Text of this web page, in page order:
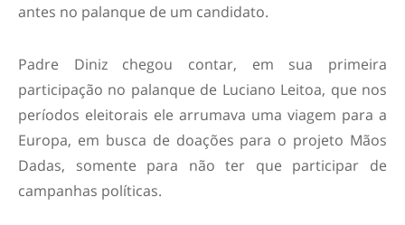
antes no palanque de um candidato.
Padre Diniz chegou contar, em sua primeira
participação no palanque de Luciano Leitoa, que nos
períodos eleitorais ele arrumava uma viagem para a
Europa, em busca de doações para o projeto Mãos
Dadas, somente para não ter que participar de
campanhas políticas.